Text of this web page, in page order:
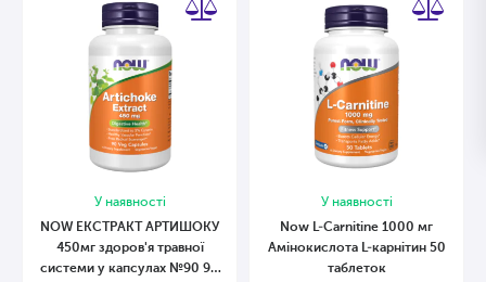
У наявності
NOW ЕКСТРАКТ АРТИШОКУ
450мг здоров'я травної
системи у капсулах №90 90
У наявності
Now L-Carnitine 1000 мг
Амінокислота L-карнітин 50
таблеток